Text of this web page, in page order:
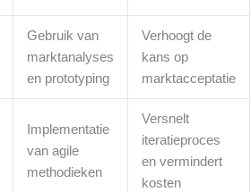
Gebruik van
marktanalyses
en prototyping
Verhoogt de
kans op
marktacceptatie
Implementatie
van agile
methodieken
Versnelt
iteratieproces
en vermindert
kosten